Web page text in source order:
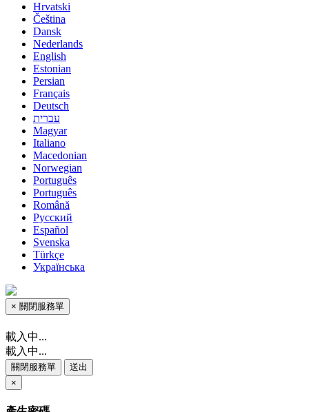
Hrvatski
Čeština
Dansk
Nederlands
English
Estonian
Persian
Français
Deutsch
עברית
Magyar
Italiano
Macedonian
Norwegian
Português
Português
Română
Русский
Español
Svenska
Türkçe
Українська
× 關閉服務單
載入中...
載入中...
關閉服務單
送出
×